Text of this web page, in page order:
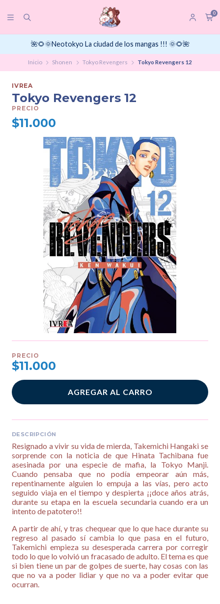
0
🌺🌻🌞Neotokyo La ciudad de los mangas !!! 🌞🌻🌺
Inicio Shonen Tokyo Revengers Tokyo Revengers 12
IVREA
Tokyo Revengers 12
PRECIO
$11.000
PRECIO
$11.000
AGREGAR AL CARRO
DESCRIPCIÓN
Resignado a vivir su vida de mierda, Takemichi Hangaki se
sorprende con la noticia de que Hinata Tachibana fue
asesinada por una especie de mafia, la Tokyo Manji.
Cuando pensaba que no podía empeorar aún más,
repentinamente alguien lo empuja a las vías, pero acto
seguido viaja en el tiempo y despierta ¡¡doce años atrás,
durante su etapa en la escuela secundaria cuando era un
intento de patotero!!
A partir de ahí, y tras chequear que lo que hace durante su
regreso al pasado sí cambia lo que pasa en el futuro,
Takemichi empieza su desesperada carrera por corregir
todo lo que lo volvió un fracasado de adulto. El tema es que
si bien tiene un par de golpes de suerte, hay cosas con las
que no va a poder lidiar y que no va a poder evitar que
ocurran.